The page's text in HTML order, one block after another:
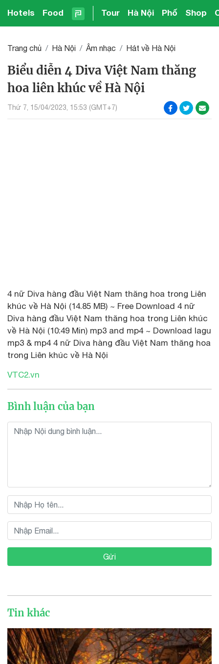
Hotels Food Tour Hà Nội Phố Shop
Trang chủ Hà Nội Âm nhạc Hát về Hà Nội
Biểu diễn 4 Diva Việt Nam thăng
hoa liên khúc về Hà Nội
Thứ 7, 15/04/2023, 15:53 (GMT+7)
4 nữ Diva hàng đầu Việt Nam thăng hoa trong Liên
khúc về Hà Nội (14.85 MB) ~ Free Download 4 nữ
Diva hàng đầu Việt Nam thăng hoa trong Liên khúc
về Hà Nội (10:49 Min) mp3 and mp4 ~ Download lagu
mp3 & mp4 4 nữ Diva hàng đầu Việt Nam thăng hoa
trong Liên khúc về Hà Nội
VTC2.vn
Bình luận của bạn
Gửi
Tin khác